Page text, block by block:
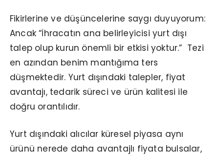
Fikirlerine ve düşüncelerine saygı duyuyorum:
Ancak “İhracatın ana belirleyicisi yurt dışı
talep olup kurun önemli bir etkisi yoktur.” Tezi
en azından benim mantığıma ters
düşmektedir. Yurt dışındaki talepler, fiyat
avantajı, tedarik süreci ve ürün kalitesi ile
doğru orantılıdır.
Yurt dışındaki alıcılar küresel piyasa aynı
ürünü nerede daha avantajlı fiyata bulsalar,